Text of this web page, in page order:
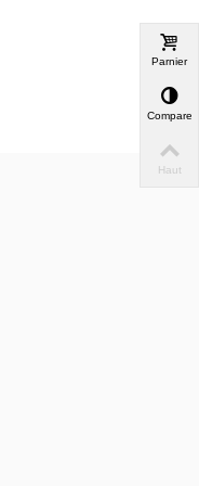
Parnier
Comparer
Haut